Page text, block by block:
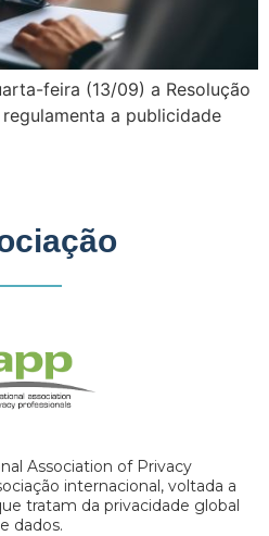
feira (13/09) a Resolução
a publicidade
Association of Privacy
internacional, voltada a
tratam da privacidade global
dados.